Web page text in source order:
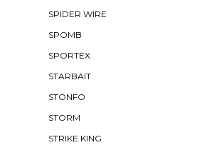
SPIDER WIRE
SPOMB
SPORTEX
STARBAIT
STONFO
STORM
STRIKE KING